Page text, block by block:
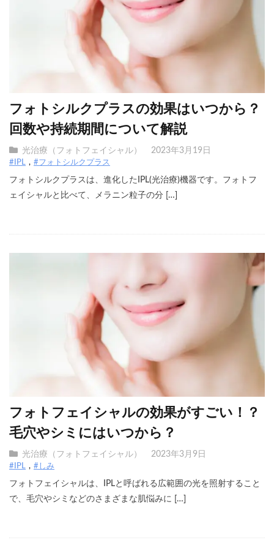
フォトシルクプラスの効果はいつから？
回数や持続期間について解説
光治療（フォトフェイシャル） 2023年3月19日
#IPL #フォトシルクプラス
フォトシルクプラスは、進化したIPL(光治療)機器です。フォトフ
ェイシャルと比べて、メラニン粒子の分 […]
フォトフェイシャルの効果がすごい！？
毛穴やシミにはいつから？
光治療（フォトフェイシャル） 2023年3月9日
#IPL #しみ
フォトフェイシャルは、IPLと呼ばれる広範囲の光を照射すること
で、毛穴やシミなどのさまざまな肌悩みに […]